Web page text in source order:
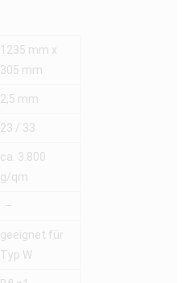
1235 mm x
305 mm
2,5 mm
23 / 33
ca. 3.800
g/qm
–
geeignet für
Typ W